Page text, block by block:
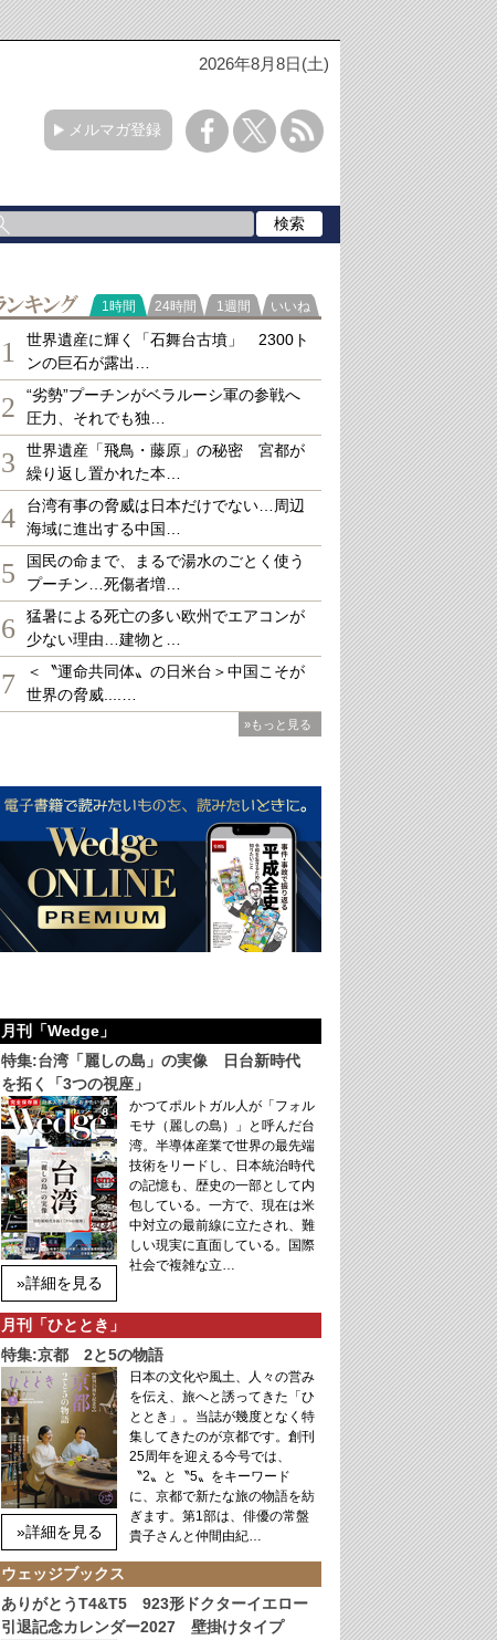
2026年8月8日(土)
メルマガ登録
ランキング
1時間 24時間 1週間 いいね
1
世界遺産に輝く「石舞台古墳」 2300ト
ンの巨石が露出…
2
“劣勢”プーチンがベラルーシ軍の参戦へ
圧力、それでも独…
3
世界遺産「飛鳥・藤原」の秘密 宮都が
繰り返し置かれた本…
4
台湾有事の脅威は日本だけでない…周辺
海域に進出する中国…
5
国民の命まで、まるで湯水のごとく使う
プーチン…死傷者増…
6
猛暑による死亡の多い欧州でエアコンが
少ない理由…建物と…
7
＜〝運命共同体〟の日米台＞中国こそが
世界の脅威....…
»もっと見る
月刊「Wedge」
特集:台湾「麗しの島」の実像 日台新時代
を拓く「3つの視座」
»詳細を見る
かつてポルトガル人が「フォル
モサ（麗しの島）」と呼んだ台
湾。半導体産業で世界の最先端
技術をリードし、日本統治時代
の記憶も、歴史の一部として内
包している。一方で、現在は米
中対立の最前線に立たされ、難
しい現実に直面している。国際
社会で複雑な立…
月刊「ひととき」
特集:京都 2と5の物語
»詳細を見る
日本の文化や風土、人々の営み
を伝え、旅へと誘ってきた「ひ
ととき」。当誌が幾度となく特
集してきたのが京都です。創刊
25周年を迎える今号では、
〝2〟と〝5〟をキーワード
に、京都で新たな旅の物語を紡
ぎます。第1部は、俳優の常盤
貴子さんと仲間由紀…
ウェッジブックス
ありがとうT4&T5 923形ドクターイエロー
引退記念カレンダー2027 壁掛けタイプ